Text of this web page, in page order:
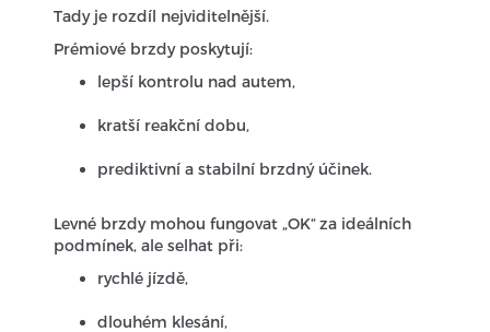
Tady je rozdíl nejviditelnější.
Prémiové brzdy poskytují:
lepší kontrolu nad autem,
kratší reakční dobu,
prediktivní a stabilní brzdný účinek.
Levné brzdy mohou fungovat „OK“ za ideálních
podmínek, ale selhat při:
rychlé jízdě,
dlouhém klesání,